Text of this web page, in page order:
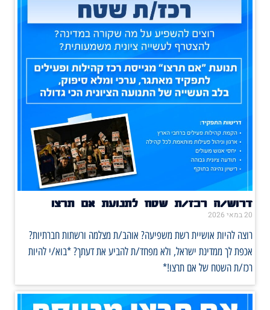
דרוש/ה רכז/ת שטח לתנועת אם תרצו
20 במאי 2026
רוצה להיות אושיית רשת משפיעה? אוהב/ת מצלמה ורשתות חברתיות?
אכפת לך ממדינת ישראל, ולא מפחד/ת להביע את דעתך? *בוא/י להיות
רכז/ת השטח של אם תרצו!*